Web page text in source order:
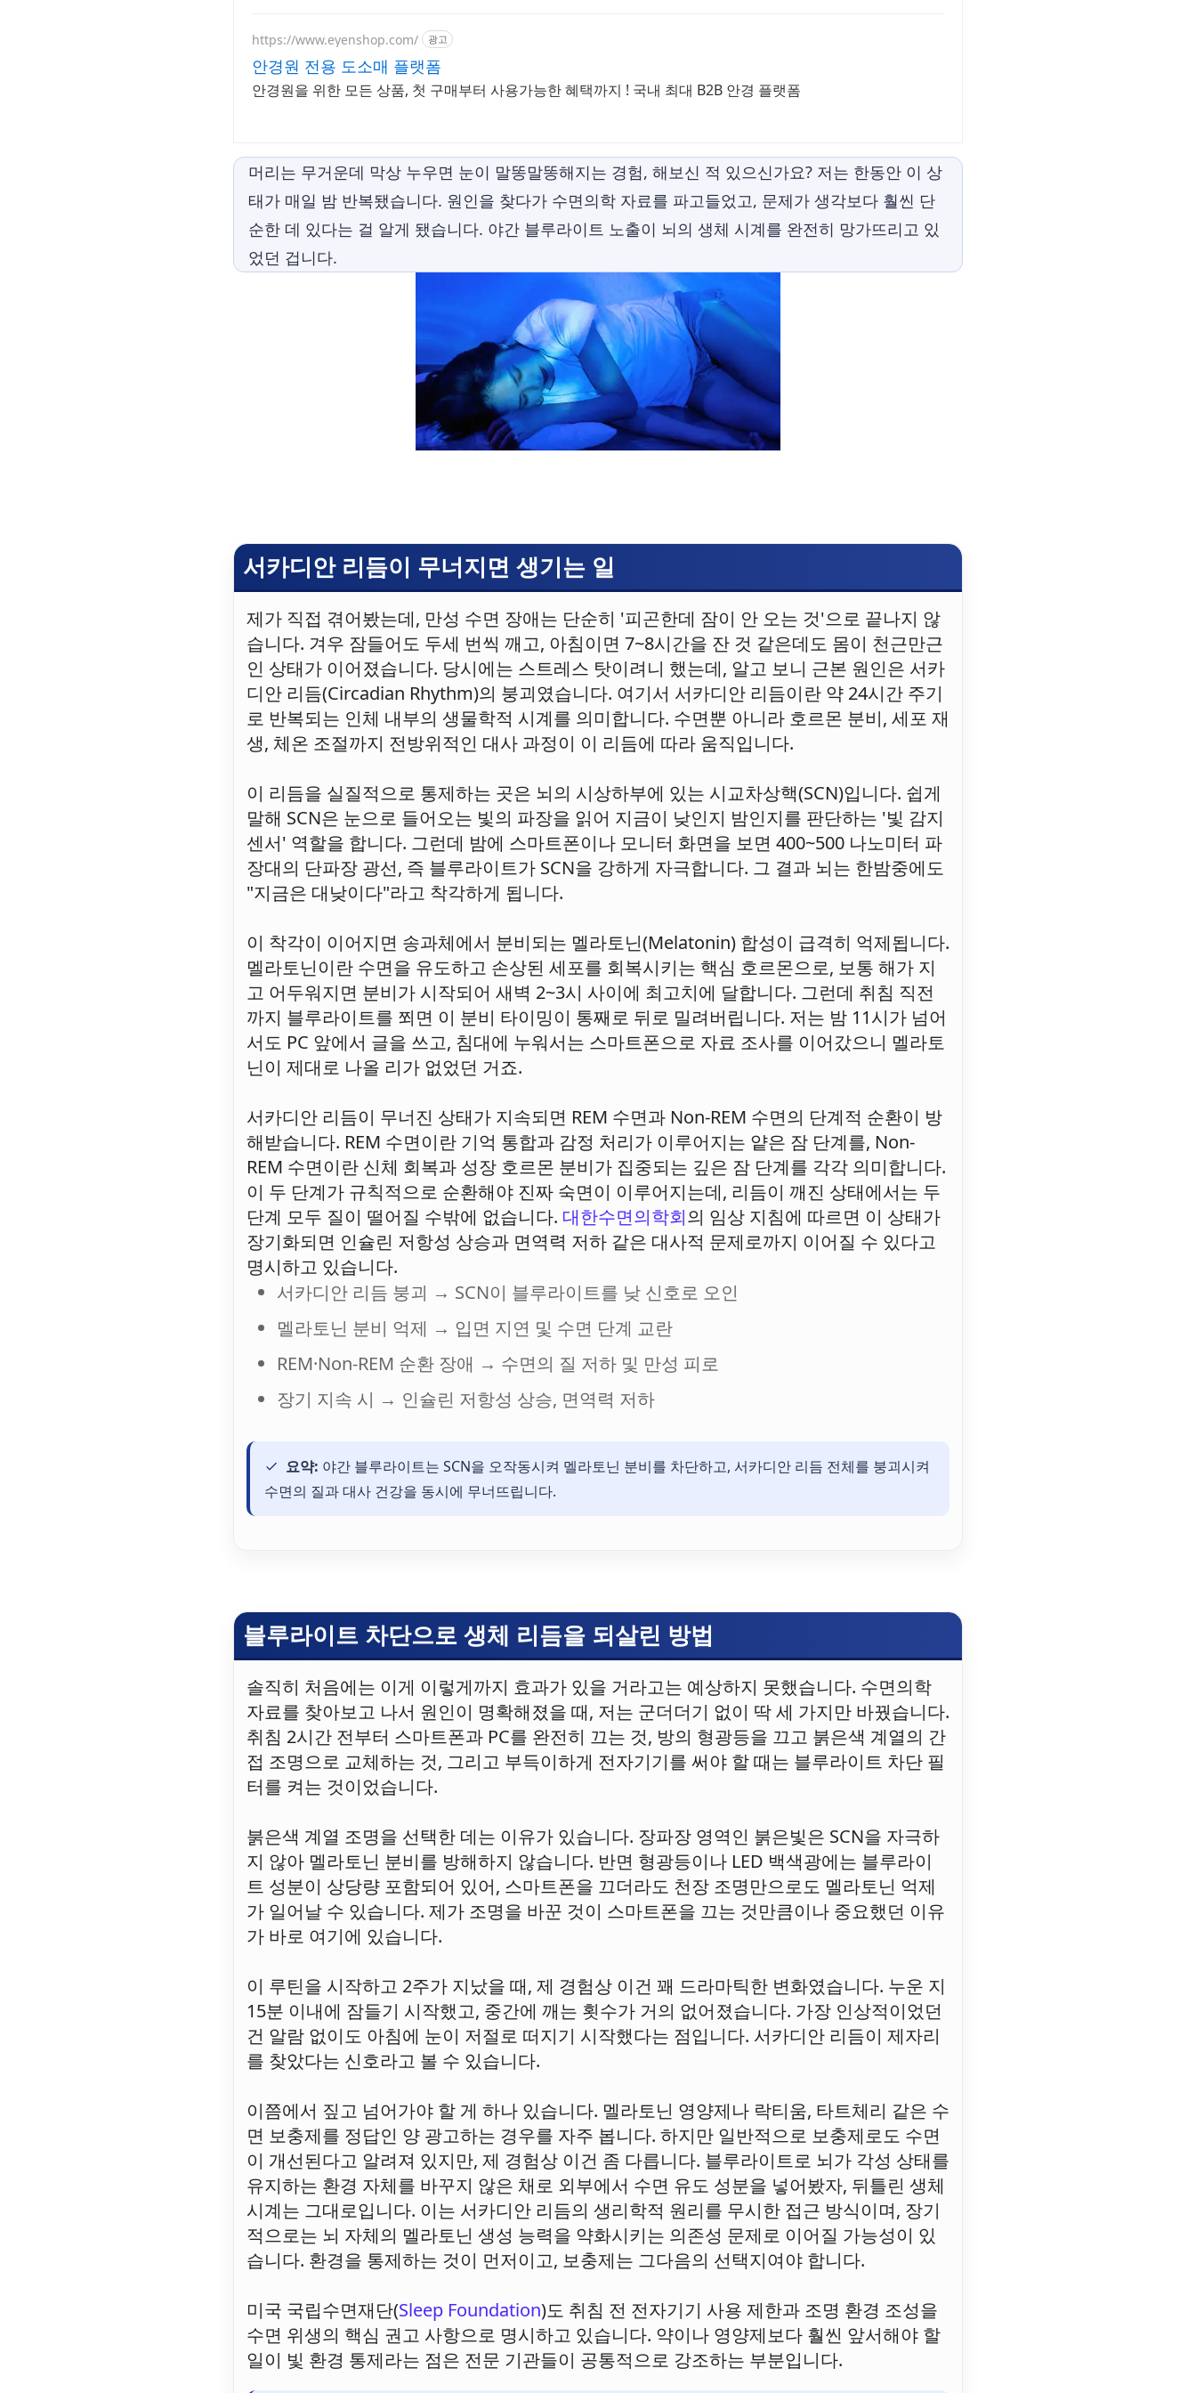
https://www.eyenshop.com/ 광고
안경원 전용 도소매 플랫폼
안경원을 위한 모든 상품, 첫 구매부터 사용가능한 혜택까지 ! 국내 최대 B2B 안경 플랫폼
머리는 무거운데 막상 누우면 눈이 말똥말똥해지는 경험, 해보신 적 있으신가요? 저는 한동안 이 상
태가 매일 밤 반복됐습니다. 원인을 찾다가 수면의학 자료를 파고들었고, 문제가 생각보다 훨씬 단
순한 데 있다는 걸 알게 됐습니다. 야간 블루라이트 노출이 뇌의 생체 시계를 완전히 망가뜨리고 있
었던 겁니다.
서카디안 리듬이 무너지면 생기는 일
제가 직접 겪어봤는데, 만성 수면 장애는 단순히 '피곤한데 잠이 안 오는 것'으로 끝나지 않
습니다. 겨우 잠들어도 두세 번씩 깨고, 아침이면 7~8시간을 잔 것 같은데도 몸이 천근만근
인 상태가 이어졌습니다. 당시에는 스트레스 탓이려니 했는데, 알고 보니 근본 원인은 서카
디안 리듬(Circadian Rhythm)의 붕괴였습니다. 여기서 서카디안 리듬이란 약 24시간 주기
로 반복되는 인체 내부의 생물학적 시계를 의미합니다. 수면뿐 아니라 호르몬 분비, 세포 재
생, 체온 조절까지 전방위적인 대사 과정이 이 리듬에 따라 움직입니다.
이 리듬을 실질적으로 통제하는 곳은 뇌의 시상하부에 있는 시교차상핵(SCN)입니다. 쉽게
말해 SCN은 눈으로 들어오는 빛의 파장을 읽어 지금이 낮인지 밤인지를 판단하는 '빛 감지
센서' 역할을 합니다. 그런데 밤에 스마트폰이나 모니터 화면을 보면 400~500 나노미터 파
장대의 단파장 광선, 즉 블루라이트가 SCN을 강하게 자극합니다. 그 결과 뇌는 한밤중에도
"지금은 대낮이다"라고 착각하게 됩니다.
이 착각이 이어지면 송과체에서 분비되는 멜라토닌(Melatonin) 합성이 급격히 억제됩니다.
멜라토닌이란 수면을 유도하고 손상된 세포를 회복시키는 핵심 호르몬으로, 보통 해가 지
고 어두워지면 분비가 시작되어 새벽 2~3시 사이에 최고치에 달합니다. 그런데 취침 직전
까지 블루라이트를 쬐면 이 분비 타이밍이 통째로 뒤로 밀려버립니다. 저는 밤 11시가 넘어
서도 PC 앞에서 글을 쓰고, 침대에 누워서는 스마트폰으로 자료 조사를 이어갔으니 멜라토
닌이 제대로 나올 리가 없었던 거죠.
서카디안 리듬이 무너진 상태가 지속되면 REM 수면과 Non-REM 수면의 단계적 순환이 방
해받습니다. REM 수면이란 기억 통합과 감정 처리가 이루어지는 얕은 잠 단계를, Non-
REM 수면이란 신체 회복과 성장 호르몬 분비가 집중되는 깊은 잠 단계를 각각 의미합니다.
이 두 단계가 규칙적으로 순환해야 진짜 숙면이 이루어지는데, 리듬이 깨진 상태에서는 두
단계 모두 질이 떨어질 수밖에 없습니다. 대한수면의학회의 임상 지침에 따르면 이 상태가
장기화되면 인슐린 저항성 상승과 면역력 저하 같은 대사적 문제로까지 이어질 수 있다고
명시하고 있습니다.
서카디안 리듬 붕괴 → SCN이 블루라이트를 낮 신호로 오인
멜라토닌 분비 억제 → 입면 지연 및 수면 단계 교란
REM·Non-REM 순환 장애 → 수면의 질 저하 및 만성 피로
장기 지속 시 → 인슐린 저항성 상승, 면역력 저하
요약: 야간 블루라이트는 SCN을 오작동시켜 멜라토닌 분비를 차단하고, 서카디안 리듬 전체를 붕괴시켜
수면의 질과 대사 건강을 동시에 무너뜨립니다.
블루라이트 차단으로 생체 리듬을 되살린 방법
솔직히 처음에는 이게 이렇게까지 효과가 있을 거라고는 예상하지 못했습니다. 수면의학
자료를 찾아보고 나서 원인이 명확해졌을 때, 저는 군더더기 없이 딱 세 가지만 바꿨습니다.
취침 2시간 전부터 스마트폰과 PC를 완전히 끄는 것, 방의 형광등을 끄고 붉은색 계열의 간
접 조명으로 교체하는 것, 그리고 부득이하게 전자기기를 써야 할 때는 블루라이트 차단 필
터를 켜는 것이었습니다.
붉은색 계열 조명을 선택한 데는 이유가 있습니다. 장파장 영역인 붉은빛은 SCN을 자극하
지 않아 멜라토닌 분비를 방해하지 않습니다. 반면 형광등이나 LED 백색광에는 블루라이
트 성분이 상당량 포함되어 있어, 스마트폰을 끄더라도 천장 조명만으로도 멜라토닌 억제
가 일어날 수 있습니다. 제가 조명을 바꾼 것이 스마트폰을 끄는 것만큼이나 중요했던 이유
가 바로 여기에 있습니다.
이 루틴을 시작하고 2주가 지났을 때, 제 경험상 이건 꽤 드라마틱한 변화였습니다. 누운 지
15분 이내에 잠들기 시작했고, 중간에 깨는 횟수가 거의 없어졌습니다. 가장 인상적이었던
건 알람 없이도 아침에 눈이 저절로 떠지기 시작했다는 점입니다. 서카디안 리듬이 제자리
를 찾았다는 신호라고 볼 수 있습니다.
이쯤에서 짚고 넘어가야 할 게 하나 있습니다. 멜라토닌 영양제나 락티움, 타트체리 같은 수
면 보충제를 정답인 양 광고하는 경우를 자주 봅니다. 하지만 일반적으로 보충제로도 수면
이 개선된다고 알려져 있지만, 제 경험상 이건 좀 다릅니다. 블루라이트로 뇌가 각성 상태를
유지하는 환경 자체를 바꾸지 않은 채로 외부에서 수면 유도 성분을 넣어봤자, 뒤틀린 생체
시계는 그대로입니다. 이는 서카디안 리듬의 생리학적 원리를 무시한 접근 방식이며, 장기
적으로는 뇌 자체의 멜라토닌 생성 능력을 약화시키는 의존성 문제로 이어질 가능성이 있
습니다. 환경을 통제하는 것이 먼저이고, 보충제는 그다음의 선택지여야 합니다.
미국 국립수면재단(Sleep Foundation)도 취침 전 전자기기 사용 제한과 조명 환경 조성을
수면 위생의 핵심 권고 사항으로 명시하고 있습니다. 약이나 영양제보다 훨씬 앞서해야 할
일이 빛 환경 통제라는 점은 전문 기관들이 공통적으로 강조하는 부분입니다.